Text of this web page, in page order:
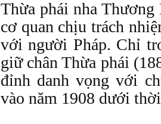
Thừa phái nha
cơ quan chịu trách
với người Pháp. Chỉ
giữ chân Thừa phái
đỉnh danh vọng với
vào năm 1908 dưới